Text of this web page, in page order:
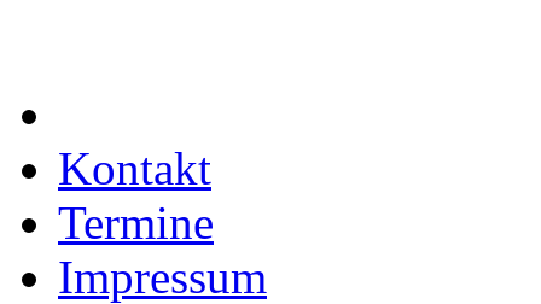
Kontakt
Termine
Impressum